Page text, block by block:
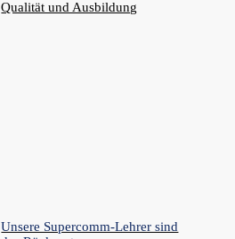
Qualität und Ausbildung
Unsere Supercomm-Lehrer sind